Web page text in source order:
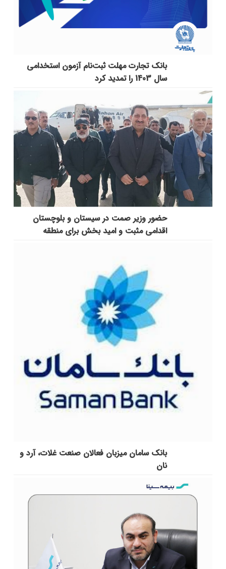
بانک تجارت مهلت ثبت‌نام آزمون استخدامی
سال 1403 را تمدید کرد
حضور وزیر صمت در سیستان و بلوچستان
اقدامی مثبت و امید بخش برای منطقه
بانک سامان میزبان فعالان صنعت غلات، آرد و
نان